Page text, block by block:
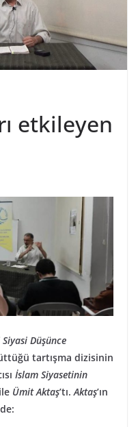
etkileyen
Düşünce
tartışma dizisinin
İslam Siyasetinin
Ümit Aktaş’tı.Aktaş’ın